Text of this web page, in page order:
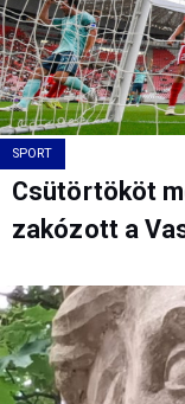
SPORT
Csütörtököt
zakózott a